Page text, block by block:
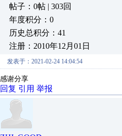
帖子：0帖 | 303回
年度积分：0
历史总积分：41
注册：2010年12月01日
发表于：2021-02-24 14:04:54
感谢分享
回复 引用 举报